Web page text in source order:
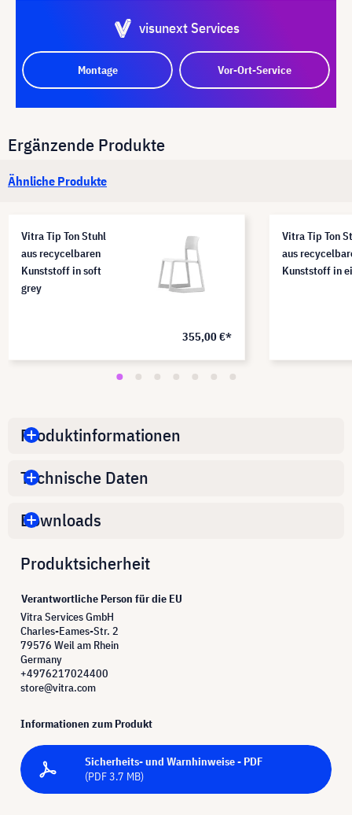
visunext Services
Montage Vor-Ort-Service
Ergänzende Produkte
Ähnliche Produkte
Vitra Tip Ton Stuhl
aus recycelbaren
Kunststoff in soft
grey
355,00 €*
Vitra Tip Ton
aus
Kunststoff in
Produktinformationen
Technische Daten
Downloads
Produktsicherheit
Verantwortliche Person für die EU
Vitra Services GmbH
Charles-Eames-Str. 2
79576 Weil am Rhein
Germany
+4976217024400
store@vitra.com
Informationen zum Produkt
Sicherheits- und Warnhinweise - PDF
(PDF 3.7 MB)